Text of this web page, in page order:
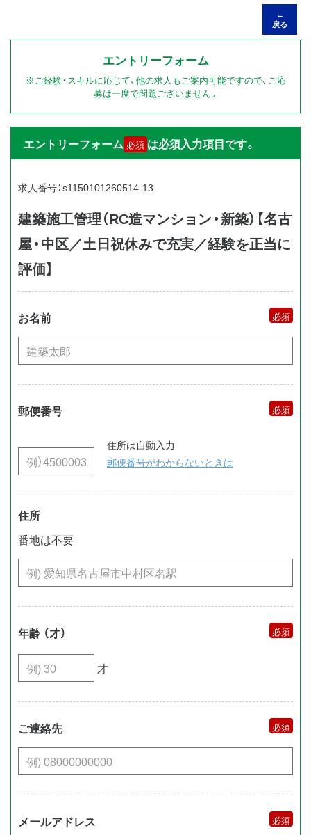
←
戻る
エントリーフォーム
※ご経験・スキルに応じて、他の求人もご案内可能ですので、ご応
募は一度で問題ございません。
エントリーフォーム 必須 は必須入力項目です。
求人番号：s1150101260514-13
建築施工管理（RC造マンション・新築）【名古
屋・中区／土日祝休みで充実／経験を正当に
評価】
お名前
郵便番号
住所は自動入力
郵便番号がわからないときは
住所
番地は不要
年齢 （才）
才
ご連絡先
メールアドレス